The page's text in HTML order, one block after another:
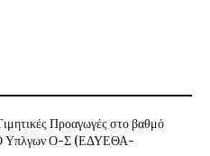
Προαγωγές στο βαθμό
Υπλγων Ο-Σ (ΕΔΥΕΘΑ-